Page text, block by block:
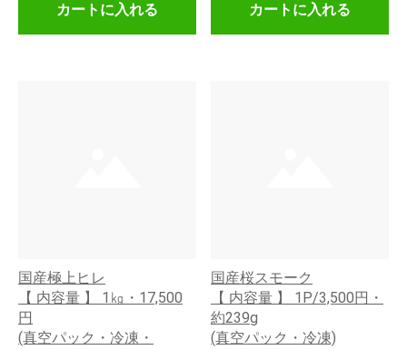
カートに入れる カートに入れる
国産極上ヒレ
【 内容量 】 1㎏・17,500
円
(真空パック・冷凍・
国産桜スモーク
【 内容量 】 1P/3,500円・
約239g
(真空パック・冷凍)